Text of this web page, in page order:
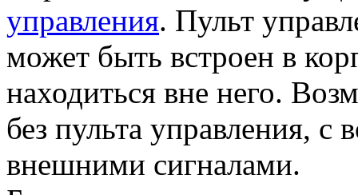
управления. Пульт
может быть встроен в
находиться вне него.
без пульта управления,
внешними сигналами.